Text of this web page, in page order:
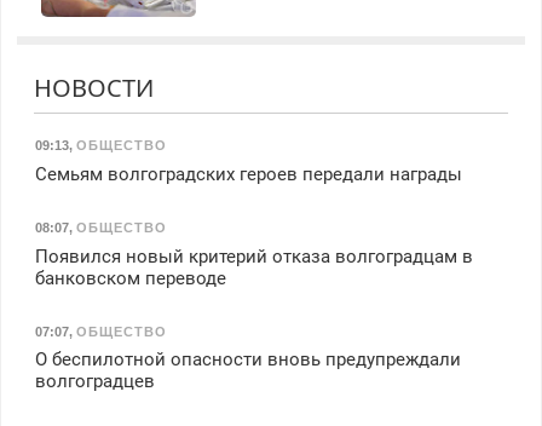
НОВОСТИ
09:13, ОБЩЕСТВО
Семьям волгоградских героев передали награды
08:07, ОБЩЕСТВО
Появился новый критерий отказа волгоградцам в
банковском переводе
07:07, ОБЩЕСТВО
О беспилотной опасности вновь предупреждали
волгоградцев